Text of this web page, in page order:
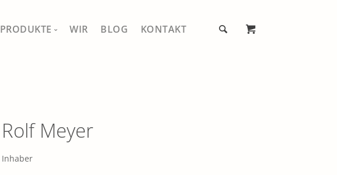
PRODUKTE
FISCHFERNSEHER®
WIR BLOG KONTAKT
Rolf Meyer
Inhaber